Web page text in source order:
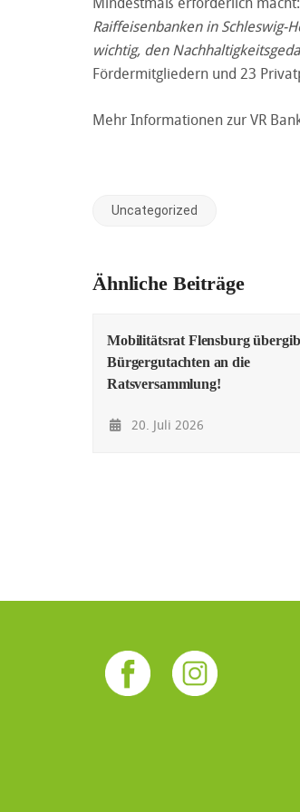
Raiffeisenbanken in Schleswig-
wichtig, den
Fördermitgliedern und 23
Mehr Informationen zur VR
Uncategorized
Ähnliche Beiträge
Mobilitätsrat Flensburg
Bürgergutachten an die
Ratsversammlung!
20. Juli 2026